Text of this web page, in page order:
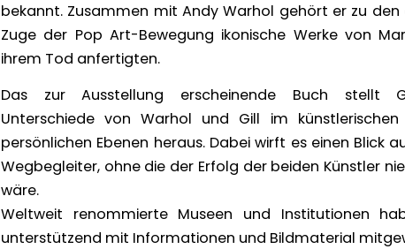
bekannt. Zusammen mit Andy Warhol gehört er zu den
Zuge der Pop Art-Bewegung ikonische Werke von
ihrem Tod anfertigten.
Das zur Ausstellung erscheinende Buch stellt
Unterschiede von Warhol und Gill im
persönlichen Ebenen heraus. Dabei wirft es einen Blick
Wegbegleiter, ohne die der Erfolg der beiden Künstler
wäre.
Weltweit renommierte Museen und Institutionen
unterstützend mit Informationen und Bildmaterial